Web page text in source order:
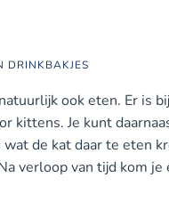
DRINKBAKJES
ook eten. Er is
kittens. Je kunt
de kat daar te eten
verloop van tijd kom